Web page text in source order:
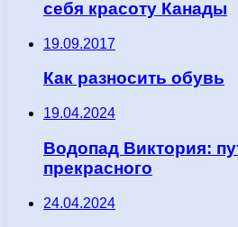
себя красоту Канады
19.09.2017
Как разносить обувь
19.04.2024
Водопад Виктория:
прекрасного
24.04.2024